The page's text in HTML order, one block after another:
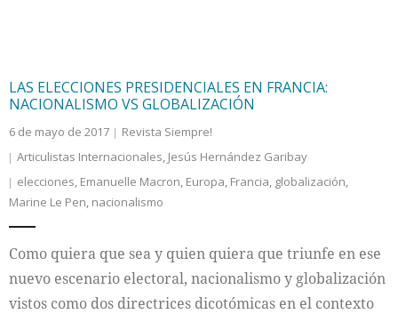
LAS ELECCIONES PRESIDENCIALES EN FRANCIA:
NACIONALISMO VS GLOBALIZACIÓN
6 de mayo de 2017
Revista Siempre!
Articulistas Internacionales, Jesús Hernández Garibay
elecciones, Emanuelle Macron, Europa, Francia, globalización,
Marine Le Pen, nacionalismo
Como quiera que sea y quien quiera que triunfe en ese
nuevo escenario electoral, nacionalismo y globalización
vistos como dos directrices dicotómicas en el contexto